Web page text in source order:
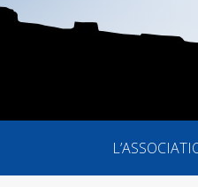
SKIP
CONTENT